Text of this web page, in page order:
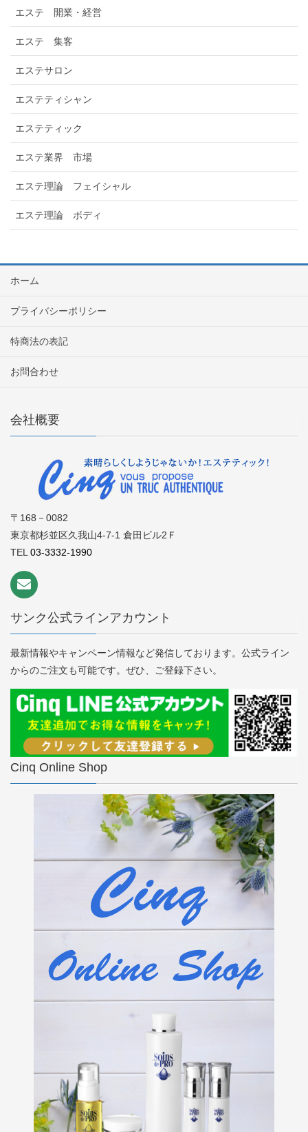
エステ 開業・経営
エステ 集客
エステサロン
エステティシャン
エステティック
エステ業界 市場
エステ理論 フェイシャル
エステ理論 ボディ
ホーム
プライバシーポリシー
特商法の表記
お問合わせ
会社概要
〒168－0082
東京都杉並区久我山4-7-1 倉田ビル2Ｆ
TEL 03-3332-1990
サンク公式ラインアカウント
最新情報やキャンペーン情報など発信しております。公式ライン
からのご注文も可能です。ぜひ、ご登録下さい。
Cinq Online Shop